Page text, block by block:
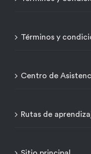
Términos y
Centro de
Rutas de